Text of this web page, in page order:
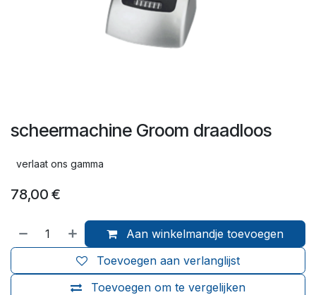
scheermachine Groom draadloos
verlaat ons gamma
78,00 €
Aan winkelmandje toevoegen
Toevoegen om te vergelijken
Toevoegen aan verlanglijst